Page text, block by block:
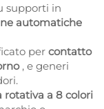
supporti in
automatiche
per contatto
, e generi
rotativa a 8 colori